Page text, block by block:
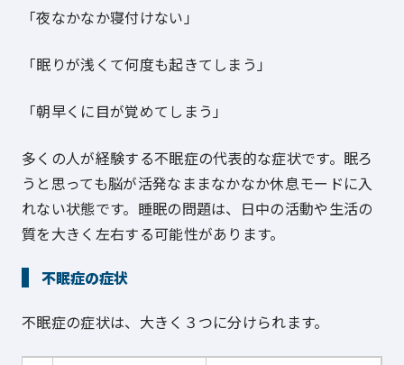
「夜なかなか寝付けない」
「眠りが浅くて何度も起きてしまう」
「朝早くに目が覚めてしまう」
多くの人が経験する不眠症の代表的な症状です。眠ろ
うと思っても脳が活発なままなかなか休息モードに入
れない状態です。睡眠の問題は、日中の活動や生活の
質を大きく左右する可能性があります。
不眠症の症状
不眠症の症状は、大きく３つに分けられます。